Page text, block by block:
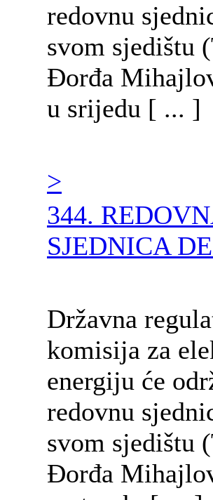
redovnu
svom sjedištu
Đorđa
u srijedu [ ... ]
>
344.
SJEDNICA
Državna
komisija za
energiju će
redovnu
svom sjedištu
Đorđa